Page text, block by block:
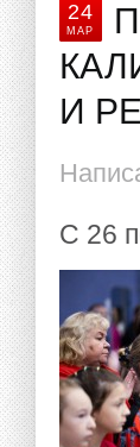
24
МАР
И
С 26